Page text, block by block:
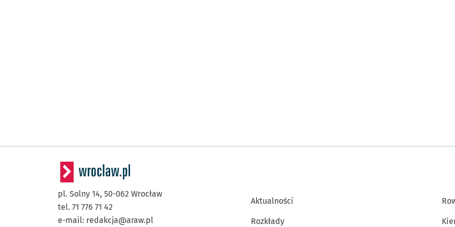
pl. Solny 14, 50-062 Wrocław
tel. 71 776 71 42
e-mail: redakcja@araw.pl
Aktualności
Rozkłady